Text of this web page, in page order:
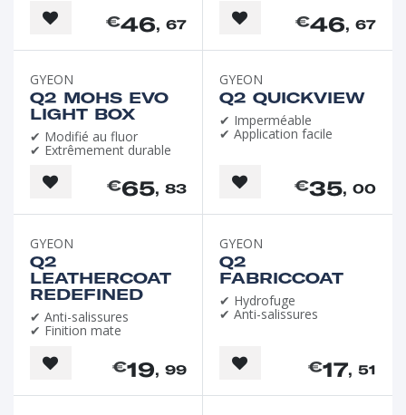
€46, 67 €46, 67
GYEON
Q2 MOHS EVO
LIGHT BOX
✔ Modifié au fluor
✔ Extrêmement durable
€65, 83
GYEON
Q2 QUICKVIEW
✔ Imperméable
✔ Application facile
€35, 00
GYEON
Q2
LEATHERCOAT
REDEFINED
✔ Anti-salissures
✔ Finition mate
€19, 99
GYEON
Q2
FABRICCOAT
✔ Hydrofuge
✔ Anti-salissures
€17, 51